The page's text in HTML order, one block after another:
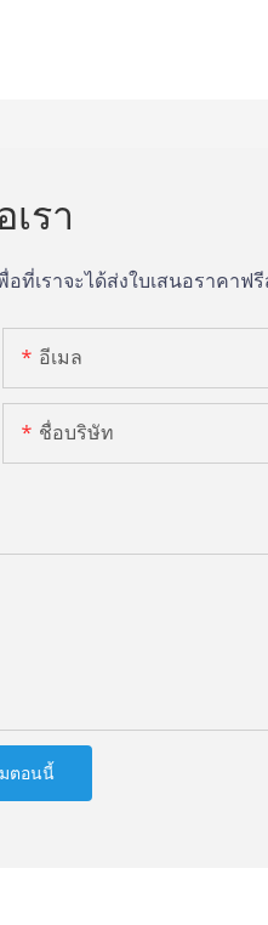
รา
เราจะได้ส่งใบเสนอราคา
อีเมล
ชื่อบริษัท
ตอนนี้